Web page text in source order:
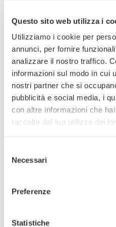
Questo sito web utilizza i
Utilizziamo i cookie per
annunci, per fornire
analizzare il nostro traffico.
informazioni sul modo in cui
nostri partner che si
pubblicità e social media, i
con altre informazioni che
raccolto dal tuo utilizzo dei
delNecessari
Preferenze
Statistiche
garantendo pertinenza
Focus sulle principali
questionario copre
standard di lavoro, la
aziendale e l’impatto
Processo
amministrativi per i
le domande inutili.
Vantaggi per le
Utilizzando il SAQ
Eseguire